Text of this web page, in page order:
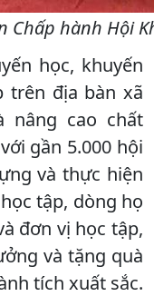
Chấp hành Hội
học, khuyến
trên địa bàn xã
nâng cao chất
gần 5.000 hội
và thực hiện
tập, dòng họ
đơn vị học tập,
và tặng quà
tích xuất sắc.